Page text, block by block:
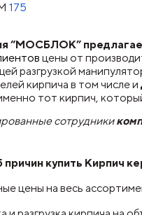
175
“МОСБЛОК”
цены от
разгрузкой
кирпича в том числе и
тот кирпич,
сотрудники
купить Кирпич
цены на весь